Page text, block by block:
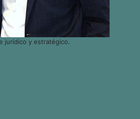
jurídico y estratégico.